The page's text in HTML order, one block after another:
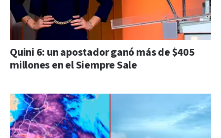
Quini 6: un apostador ganó más de $405
millones en el Siempre Sale